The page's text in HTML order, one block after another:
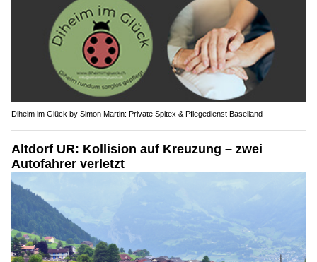
Diheim im Glück by Simon Martin: Private Spitex & Pflegedienst Baselland
Altdorf UR: Kollision auf Kreuzung – zwei
Autofahrer verletzt